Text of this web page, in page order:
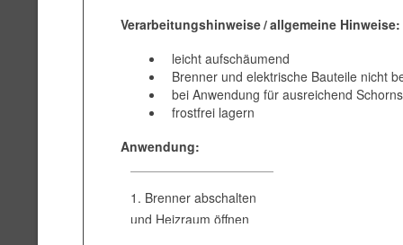
Verarbeitungshinweise/allgemeine Hinweise:
leicht aufschäumend
Brenner und elektrische Bauteile nicht
bei Anwendung für ausreichend
frostfrei lagern
Anwendung:
1. Brenner abschalten
und Heizraum öffnen